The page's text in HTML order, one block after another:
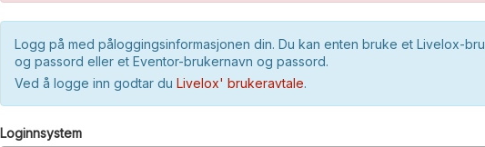
Logg på med påloggingsinformasjonen din. Du kan enten bruke et Livelox-
og passord eller et Eventor-brukernavn og passord.
Ved å logge inn godtar du Livelox' brukeravtale.
Loginnsystem